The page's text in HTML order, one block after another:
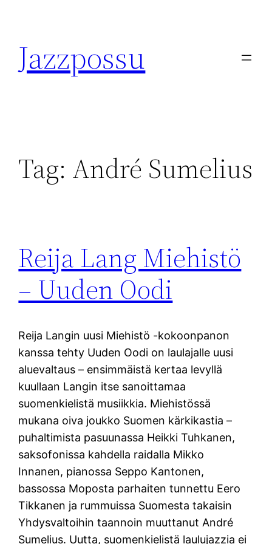
content
Jazzpossu
Tag: André Sumelius
Reija Lang Miehistö
– Uuden Oodi
Reija Langin uusi Miehistö -kokoonpanon
kanssa tehty Uuden Oodi on laulajalle uusi
aluevaltaus – ensimmäistä kertaa levyllä
kuullaan Langin itse sanoittamaa
suomenkielistä musiikkia. Miehistössä
mukana oiva joukko Suomen kärkikastia –
puhaltimista pasuunassa Heikki Tuhkanen,
saksofonissa kahdella raidalla Mikko
Innanen, pianossa Seppo Kantonen,
bassossa Moposta parhaiten tunnettu Eero
Tikkanen ja rummuissa Suomesta takaisin
Yhdysvaltoihin taannoin muuttanut André
Sumelius. Uutta, suomenkielistä laulujazzia ei